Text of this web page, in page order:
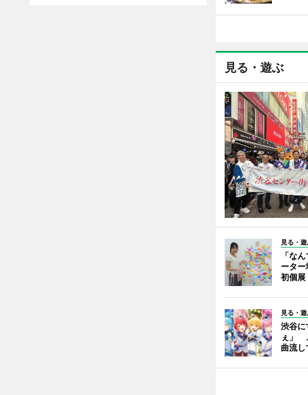
見る・遊ぶ
見る・
「な
ータ
初個展
見る・
渋谷に
ぇ」
曲流し